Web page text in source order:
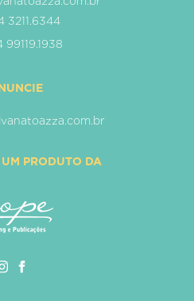
3211.6344
99119.1938
UM PRODUTO DA